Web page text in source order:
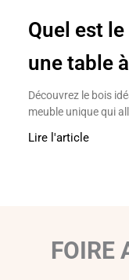
Quel est
une table
Découvrez le bois
meuble unique qui
Lire l'article
FOIRE